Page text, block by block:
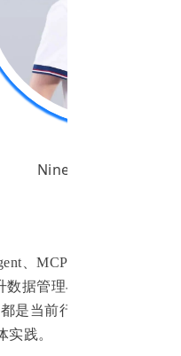
NineData 创始人
、MCP等技术层出不穷
据管理与开发效率，让
是当前行业遇到的普遍
实践。